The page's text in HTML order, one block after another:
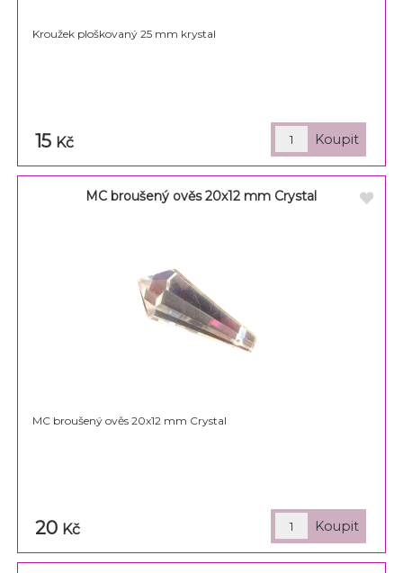
Kroužek ploškovaný 25 mm krystal
15 Kč
MC broušený ověs 20x12 mm Crystal
MC broušený ověs 20x12 mm Crystal
20 Kč